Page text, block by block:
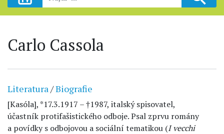
Carlo Cassola
Literatura/Biografie
[Kasóla], *17.3.1917 – †1987, italský spisovatel,
účastník protifašistického odboje. Psal zprvu romány
a povídky s odbojovou a sociální tematikou (I vecchi